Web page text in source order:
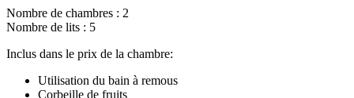
Nombre de chambres : 2
Nombre de lits : 5
Inclus dans le prix de la chambre:
Utilisation du bain à remous
Corbeille de fruits